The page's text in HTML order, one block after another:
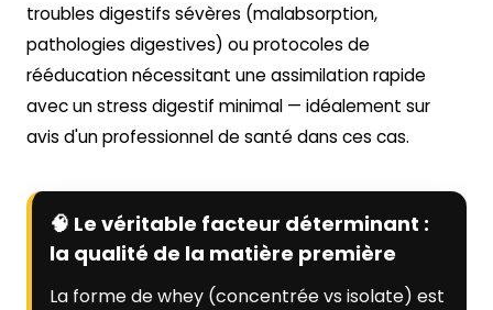
troubles digestifs sévères (malabsorption,
pathologies digestives) ou protocoles de
rééducation nécessitant une assimilation rapide
avec un stress digestif minimal — idéalement sur
avis d'un professionnel de santé dans ces cas.
🧠 Le véritable facteur déterminant :
la qualité de la matière première
La forme de whey (concentrée vs isolate) est